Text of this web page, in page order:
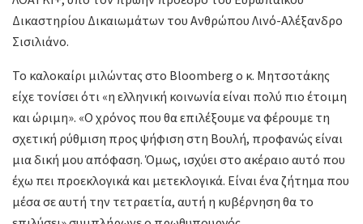
Δικαστηρίου Δικαιωμάτων του Ανθρώπου Λινό-Αλέξανδρο
Σισιλιάνο.
Το καλοκαίρι μιλώντας στο Bloomberg ο κ. Μητσοτάκης
είχε τονίσει ότι «η ελληνική κοινωνία είναι πολύ πιο έτοιμη
και ώριμη». «Ο χρόνος που θα επιλέξουμε να φέρουμε τη
σχετική ρύθμιση προς ψήφιση στη Βουλή, προφανώς είναι
μια δική μου απόφαση. Όμως, ισχύει στο ακέραιο αυτό που
έχω πει προεκλογικά και μετεκλογικά. Είναι ένα ζήτημα που
μέσα σε αυτή την τετραετία, αυτή η κυβέρνηση θα το